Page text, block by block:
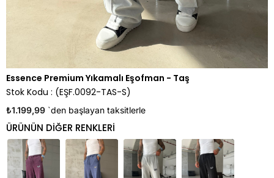
Essence Premium Yıkamalı Eşofman - Taş
Stok Kodu
(EŞF.0092-TAS-S)
₺1.199,99 `den başlayan taksitlerle